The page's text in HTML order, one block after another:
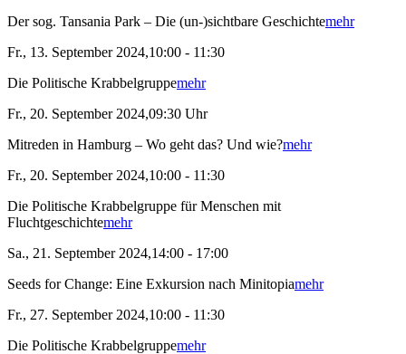
Der sog. Tansania Park – Die (un-)sichtbare Geschichtemehr
Fr., 13. September 2024,10:00 - 11:30
Die Politische Krabbelgruppemehr
Fr., 20. September 2024,09:30 Uhr
Mitreden in Hamburg – Wo geht das? Und wie?mehr
Fr., 20. September 2024,10:00 - 11:30
Die Politische Krabbelgruppe für Menschen mit
Fluchtgeschichtemehr
Sa., 21. September 2024,14:00 - 17:00
Seeds for Change: Eine Exkursion nach Minitopiamehr
Fr., 27. September 2024,10:00 - 11:30
Die Politische Krabbelgruppemehr